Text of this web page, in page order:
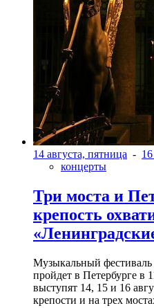
14 августа, пятница -
концерты
Три моста и
крепость
Музыкальный
пройдет в Петербурге в
выступят 14, 15 и 16
крепости и на трех